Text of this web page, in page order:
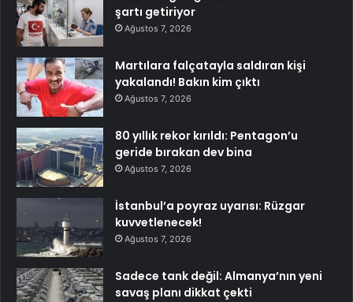
şartı getiriyor
Ağustos 7, 2026
Martılara falçatayla saldıran kişi
yakalandı! Bakın kim çıktı
Ağustos 7, 2026
80 yıllık rekor kırıldı: Pentagon’u
geride bırakan dev bina
Ağustos 7, 2026
İstanbul’a poyraz uyarısı: Rüzgar
kuvvetlenecek!
Ağustos 7, 2026
Sadece tank değil: Almanya’nın yeni
savaş planı dikkat çekti